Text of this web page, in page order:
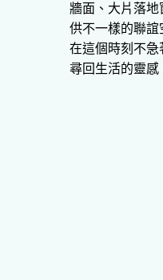
牆面、大片落
供不一樣的聯
在這個時刻不
尋回生活的靈感